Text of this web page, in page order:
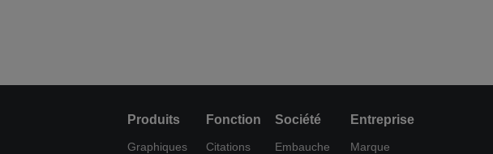
Produits
Graphiques
Fonction
Citations
Société
Embauche
Entreprise
Marque